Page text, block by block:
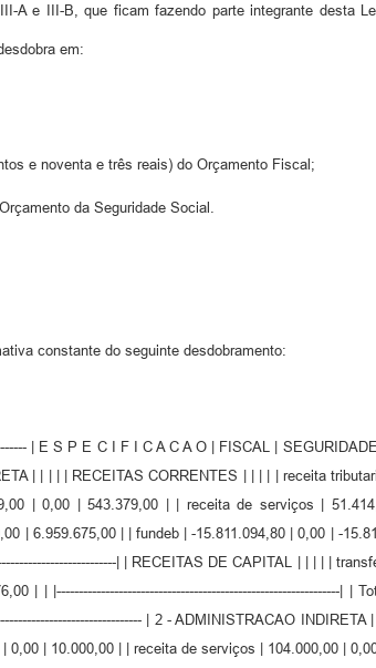
A e III-B, que ficam fazendo parte integrante desta
em:
e noventa e três reais) do Orçamento Fiscal;
da Seguridade Social.
constante do seguinte desdobramento:
| E S P E C I F I C A C A O | FISCAL |
| | | | | RECEITAS CORRENTES | | | | | receita
| 0,00 | 543.379,00 | | receita de serviços |
6.959.675,00 | | fundeb | -15.811.094,80 | 0,00 | -
| | RECEITAS DE CAPITAL | | | | |
| | |----------------------------------------------------------------| |
| 2 - ADMINISTRACAO
| 10.000,00 | | receita de serviços | 104.000,00 |